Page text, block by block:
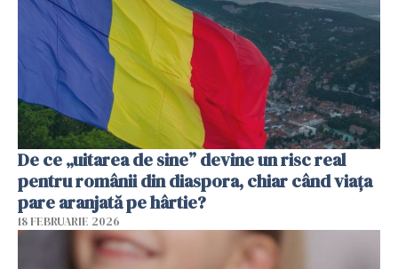
De ce „uitarea de sine” devine un risc real
pentru românii din diaspora, chiar când viața
pare aranjată pe hârtie?
18 FEBRUARIE 2026